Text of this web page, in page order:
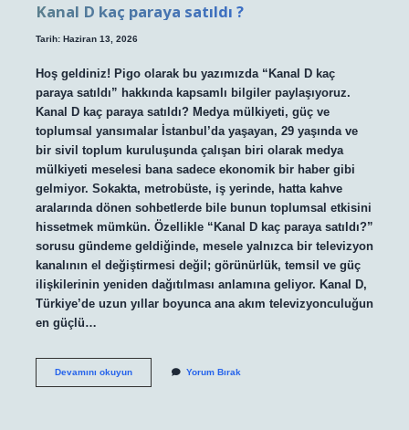
?
Kanal D kaç paraya satıldı ?
Tarih: Haziran 13, 2026
Hoş geldiniz! Pigo olarak bu yazımızda “Kanal D kaç
paraya satıldı” hakkında kapsamlı bilgiler paylaşıyoruz.
Kanal D kaç paraya satıldı? Medya mülkiyeti, güç ve
toplumsal yansımalar İstanbul’da yaşayan, 29 yaşında ve
bir sivil toplum kuruluşunda çalışan biri olarak medya
mülkiyeti meselesi bana sadece ekonomik bir haber gibi
gelmiyor. Sokakta, metrobüste, iş yerinde, hatta kahve
aralarında dönen sohbetlerde bile bunun toplumsal etkisini
hissetmek mümkün. Özellikle “Kanal D kaç paraya satıldı?”
sorusu gündeme geldiğinde, mesele yalnızca bir televizyon
kanalının el değiştirmesi değil; görünürlük, temsil ve güç
ilişkilerinin yeniden dağıtılması anlamına geliyor. Kanal D,
Türkiye’de uzun yıllar boyunca ana akım televizyonculuğun
en güçlü…
Devamını okuyunKanal
D
Yorum Bırak